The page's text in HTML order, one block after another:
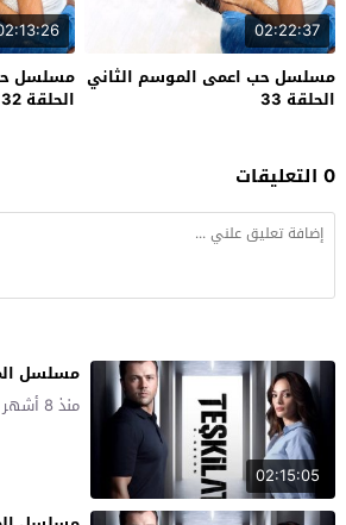
02:22:37
مسلسل حب اعمى الموسم الثاني
الحلقة 33
مسلسل
الحلقة 32
0 التعليقات
02:15:05
مسلسل
منذ 8 أشهر